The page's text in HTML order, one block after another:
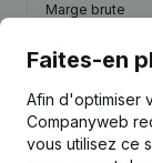
Marge brute
Publications
Faites-en
Afin d'optimiser
Companyweb
vous utilisez ce